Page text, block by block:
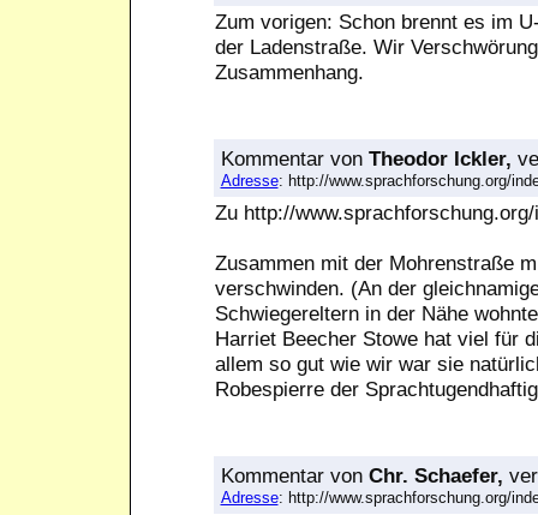
Zum vorigen: Schon brennt es im
der Ladenstraße. Wir
Zusammenhang.
Kommentarvon Theodor Ickler,
Adresse: http://www.sprachforschung.org/
Zu http://
Zusammen mit der Mohrenstraße
verschwinden. (An der
Schwiegereltern in der Nähe
Harriet Beecher Stowe hat viel für
allem so gut wie wir war sie
Robespierre der
Kommentarvon Chr. Schaefer,
Adresse: http://www.sprachforschung.org/